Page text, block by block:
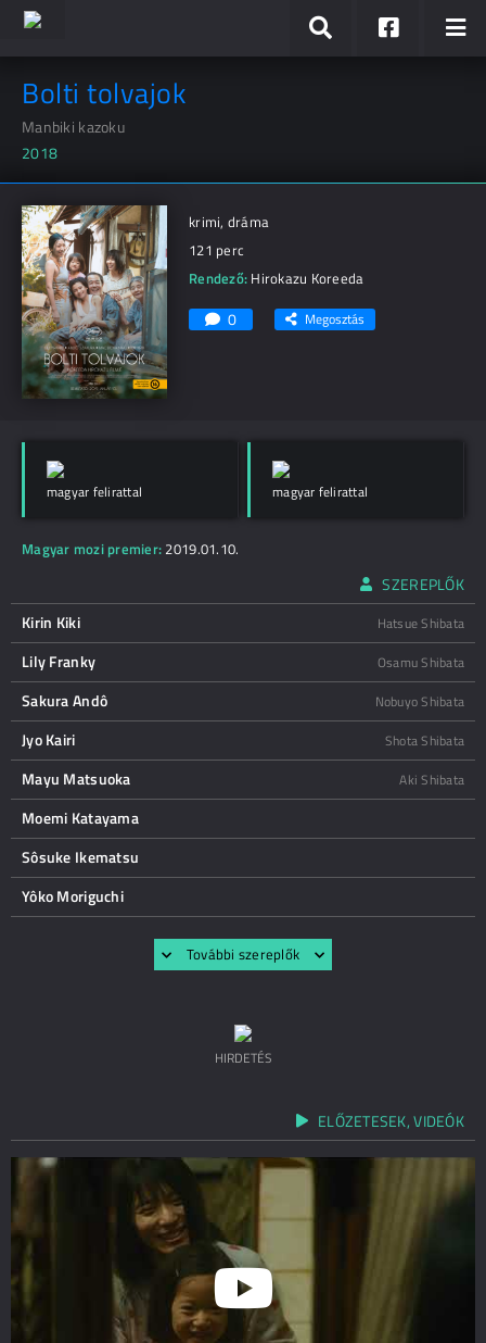
Bolti tolvajok
Manbiki kazoku
2018
krimi, dráma
121 perc
Rendező: Hirokazu Koreeda
0 Megosztás
magyar felirattal magyar felirattal
Magyar mozi premier: 2019.01.10.
SZEREPLŐK
Kirin Kiki
Hatsue Shibata
Lily Franky Osamu Shibata
Sakura Andô Nobuyo Shibata
Jyo Kairi Shota Shibata
Mayu Matsuoka Aki Shibata
Moemi Katayama
Sôsuke Ikematsu
Yôko Moriguchi
További szereplők
HIRDETÉS
ELŐZETESEK, VIDEÓK